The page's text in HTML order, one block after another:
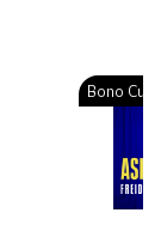
Bono